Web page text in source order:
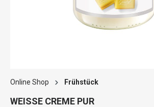
Online Shop Frühstück
WEISSE CREME PUR